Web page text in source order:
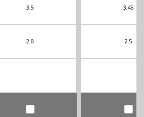
3.5
2.0
3.45
2.5